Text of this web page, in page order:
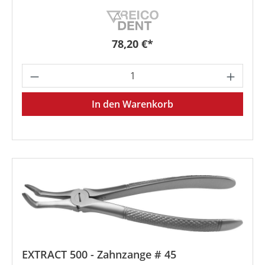
Regulärer Preis:
78,20 €*
Produkt Anzahl: Gib den
In den Warenkorb
EXTRACT 500 - Zahnzange # 45